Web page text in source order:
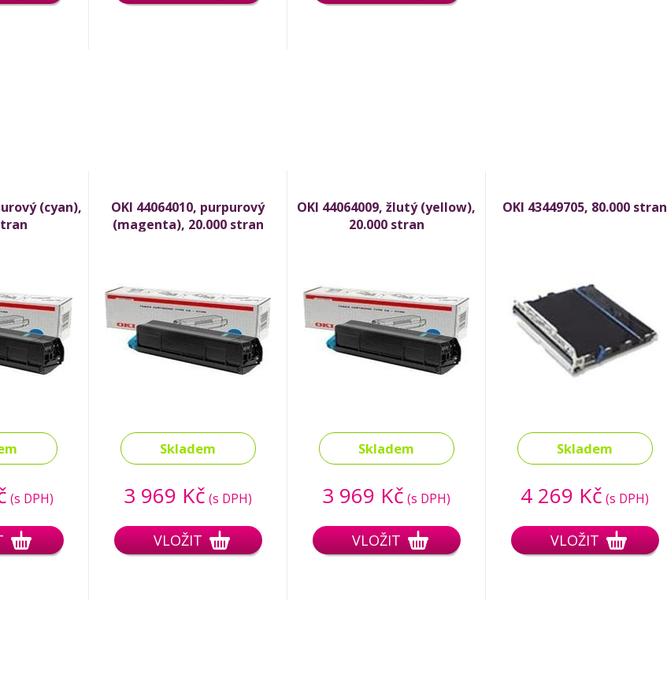
(cyan),
(s DPH)
OKI 44064010, purpurový
(magenta), 20.000 stran
Skladem
3 969 Kč (s DPH)
VLOŽIT
OKI 44064009, žlutý (yellow),
20.000 stran
Skladem
3 969 Kč (s DPH)
VLOŽIT
OKI 43449705, 80.000 stran
Skladem
4 269 Kč (s DPH)
VLOŽIT